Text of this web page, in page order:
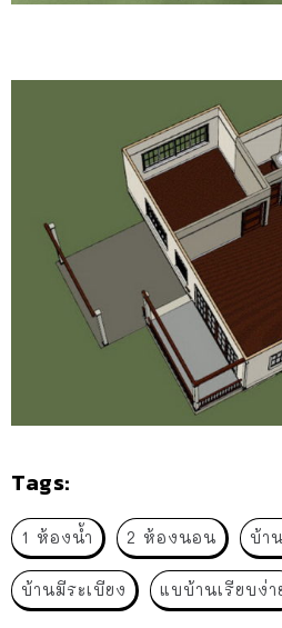
Tags:
1 ห้องน้ำ 2 ห้องนอน บ้า
บ้านมีระเบียง แบบ้านเรียบง่า